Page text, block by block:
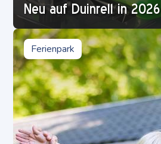
Neu auf Duinrell in 2026
Ferienpark